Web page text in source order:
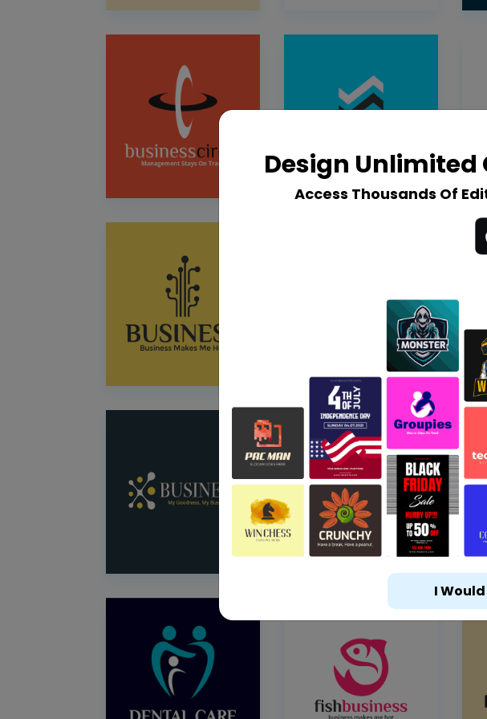
Design Unlimited
Access Thousands Of
I